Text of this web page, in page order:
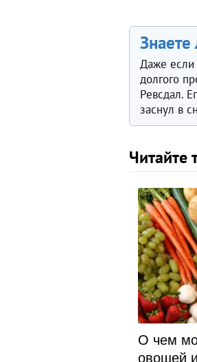
Даже если
долгого
Ревсдал.
заснул в
Читайте
О чем
овощей